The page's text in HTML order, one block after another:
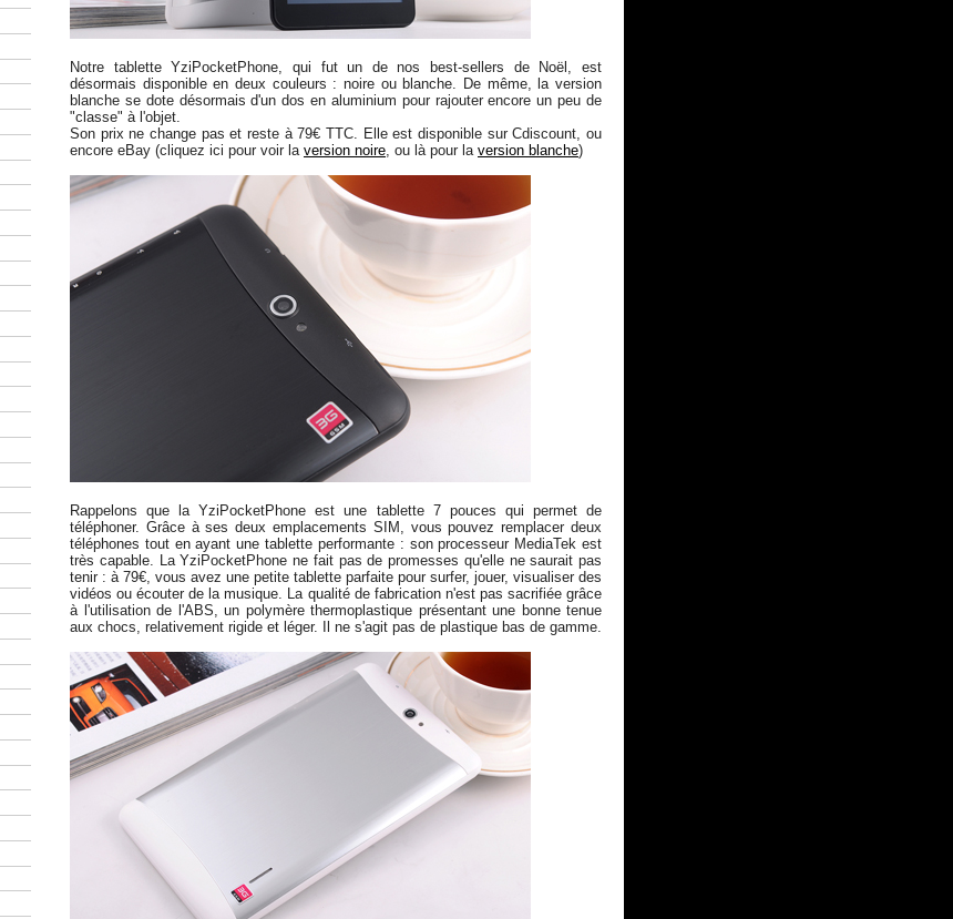
Notre tablette YziPocketPhone, qui fut un de nos best-sellers de Noël, est
désormais disponible en deux couleurs : noire ou blanche. De même, la version
blanche se dote désormais d'un dos en aluminium pour rajouter encore un peu de
"classe" à l'objet.
Son prix ne change pas et reste à 79€ TTC. Elle est disponible sur Cdiscount, ou
encore eBay (cliquez ici pour voir la version noire , ou là pour la version blanche)
Rappelons que la YziPocketPhone est une tablette 7 pouces qui permet de
téléphoner. Grâce à ses deux emplacements SIM, vous pouvez remplacer deux
téléphones tout en ayant une tablette performante : son processeur MediaTek est
très capable. La YziPocketPhone ne fait pas de promesses qu'elle ne saurait pas
tenir : à 79€, vous avez une petite tablette parfaite pour surfer, jouer, visualiser des
vidéos ou écouter de la musique. La qualité de fabrication n'est pas sacrifiée grâce
à l'utilisation de l'ABS, un polymère thermoplastique présentant une bonne tenue
aux chocs, relativement rigide et léger. Il ne s'agit pas de plastique bas de gamme.